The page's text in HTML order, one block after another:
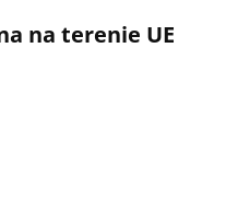
na terenie UE